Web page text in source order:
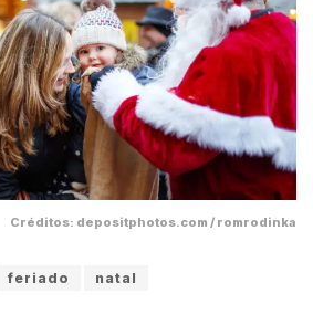
Créditos: depositphotos.com / romrodinka
feriado natal